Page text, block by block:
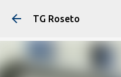
Passa ai
TG Roseto